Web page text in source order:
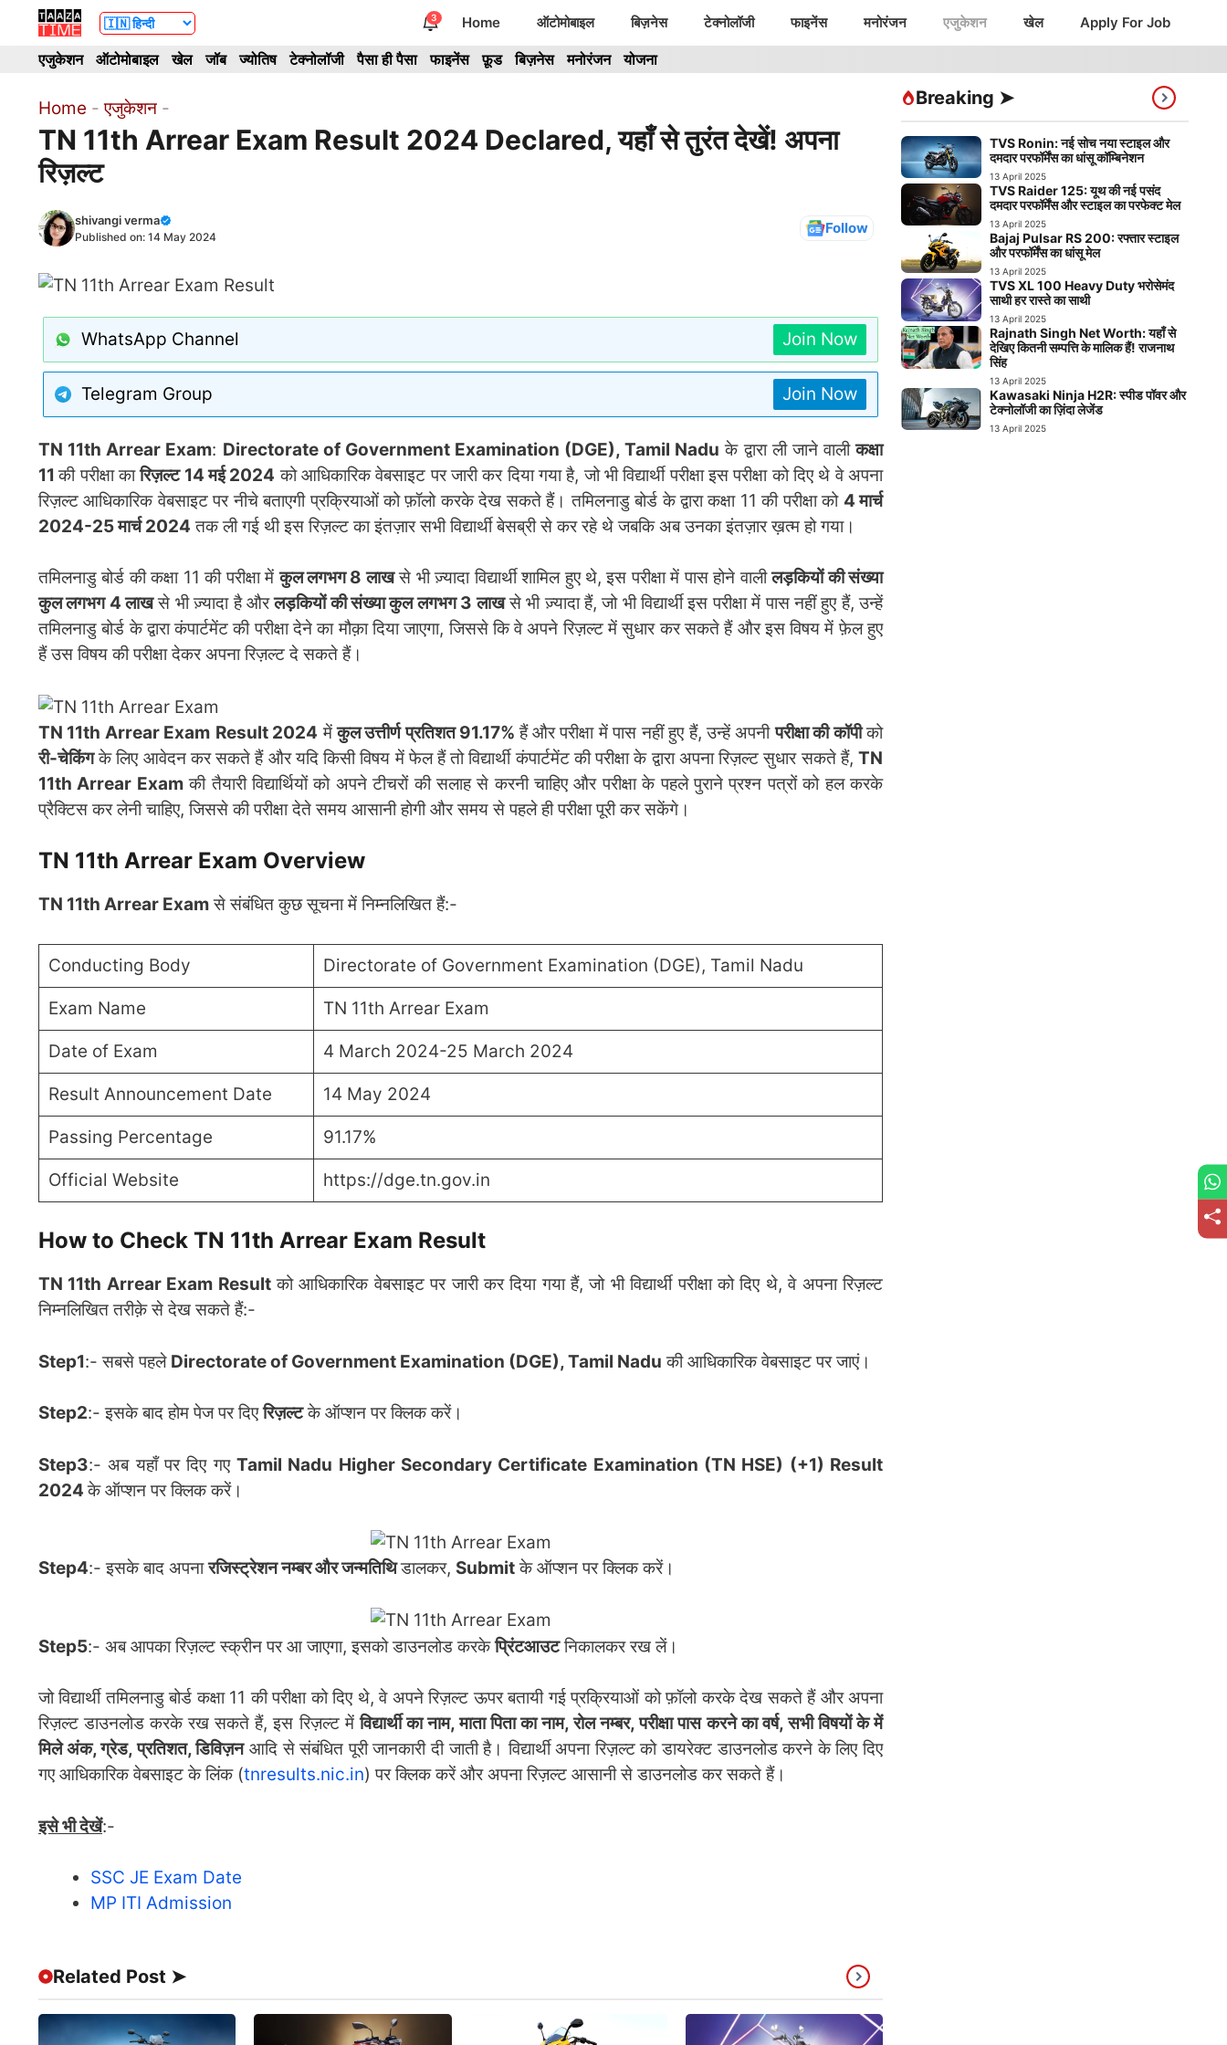
content
3 Home ऑटोमोबाइल बिज़नेस टेक्नोलॉजी फाइनेंस मनोरंजन एजुकेशन खेल Apply For Job
एजुकेशन ऑटोमोबाइल खेल जॉब ज्योतिष टेक्नोलॉजी पैसा ही पैसा फाइनेंस फ़ूड बिज़नेस मनोरंजन योजना
Home -एजुकेशन -
TN 11th Arrear Exam Result 2024 Declared, यहाँ से तुरंत देखें! अपना
रिज़ल्ट
shivangi verma
Published on: 14 May 2024 Follow
WhatsApp Channel Join Now
Telegram Group Join Now
TN 11th Arrear Exam: Directorate of Government Examination (DGE), Tamil Nadu के द्वारा ली जाने वालीकक्षा
11की परीक्षा कारिज़ल्ट 14 मई 2024 को आधिकारिक वेबसाइट पर जारी कर दिया गया है, जो भी विद्यार्थी परीक्षा इस परीक्षा को दिए थे वे अपना
रिज़ल्ट आधिकारिक वेबसाइट पर नीचे बताएगी प्रक्रियाओं को फ़ॉलो करके देख सकते हैं। तमिलनाडु बोर्ड के द्वारा कक्षा 11 की परीक्षा को 4 मार्च
2024-25 मार्च 2024 तक ली गई थी इस रिज़ल्ट का इंतज़ार सभी विद्यार्थी बेसब्री से कर रहे थे जबकि अब उनका इंतज़ार ख़त्म हो गया।
तमिलनाडु बोर्ड की कक्षा 11 की परीक्षा मेंकुल लगभग 8 लाखसे भी ज़्यादा विद्यार्थी शामिल हुए थे, इस परीक्षा में पास होने वालीलड़कियों की संख्या
कुल लगभग 4 लाखसे भी ज़्यादा है औरलड़कियों की संख्या कुल लगभग 3 लाखसे भी ज़्यादा हैं, जो भी विद्यार्थी इस परीक्षा में पास नहीं हुए हैं, उन्हें
तमिलनाडु बोर्ड के द्वारा कंपार्टमेंट की परीक्षा देने का मौक़ा दिया जाएगा, जिससे कि वे अपने रिज़ल्ट में सुधार कर सकते हैं और इस विषय में फ़ेल हुए
हैं उस विषय की परीक्षा देकर अपना रिज़ल्ट दे सकते हैं।
TN 11th Arrear Exam Result 2024 मेंकुल उत्तीर्ण प्रतिशत 91.17%हैं और परीक्षा में पास नहीं हुए हैं, उन्हें अपनीपरीक्षा की कॉपीको
री-चेकिंगके लिए आवेदन कर सकते हैं और यदि किसी विषय में फेल हैं तो विद्यार्थी कंपार्टमेंट की परीक्षा के द्वारा अपना रिज़ल्ट सुधार सकते हैं, TN
11th Arrear Examकी तैयारी विद्यार्थियों को अपने टीचरों की सलाह से करनी चाहिए और परीक्षा के पहले पुराने प्रश्न पत्रों को हल करके
प्रैक्टिस कर लेनी चाहिए, जिससे की परीक्षा देते समय आसानी होगी और समय से पहले ही परीक्षा पूरी कर सकेंगे।
TN 11th Arrear Exam Overview
TN 11th Arrear Examसे संबंधित कुछ सूचना में निम्नलिखित हैं:-
Conducting Body Directorate of Government Examination (DGE), Tamil Nadu
Exam Name TN 11th Arrear Exam
Date of Exam 4 March 2024-25 March 2024
Result Announcement Date 14 May 2024
Passing Percentage 91.17%
Official Website https://dge.tn.gov.in
How to Check TN 11th Arrear Exam Result
TN 11th Arrear Exam Resultको आधिकारिक वेबसाइट पर जारी कर दिया गया हैं, जो भी विद्यार्थी परीक्षा को दिए थे, वे अपना रिज़ल्ट
निम्नलिखित तरीक़े से देख सकते हैं:-
Step1:- सबसे पहले Directorate of Government Examination (DGE), Tamil Nadu की आधिकारिक वेबसाइट पर जाएं।
Step2:- इसके बाद होम पेज पर दिएरिज़ल्टके ऑप्शन पर क्लिक करें।
Step3:- अब यहाँ पर दिए गए Tamil Nadu Higher Secondary Certificate Examination (TN HSE) (+1) Result
2024के ऑप्शन पर क्लिक करें।
Step4:- इसके बाद अपनारजिस्ट्रेशन नम्बर और जन्मतिथिडालकर, Submitके ऑप्शन पर क्लिक करें।
Step5:- अब आपका रिज़ल्ट स्क्रीन पर आ जाएगा, इसको डाउनलोड करकेप्रिंटआउटनिकालकर रख लें।
जो विद्यार्थी तमिलनाडु बोर्ड कक्षा 11 की परीक्षा को दिए थे, वे अपने रिज़ल्ट ऊपर बतायी गई प्रक्रियाओं को फ़ॉलो करके देख सकते हैं और अपना
रिज़ल्ट डाउनलोड करके रख सकते हैं, इस रिज़ल्ट मेंविद्यार्थी का नाम, माता पिता का नाम, रोल नम्बर, परीक्षा पास करने का वर्ष, सभी विषयों के में
मिले अंक, ग्रेड, प्रतिशत, डिविज़नआदि से संबंधित पूरी जानकारी दी जाती है। विद्यार्थी अपना रिज़ल्ट को डायरेक्ट डाउनलोड करने के लिए दिए
गए आधिकारिक वेबसाइट के लिंक (tnresults.nic.in) पर क्लिक करें और अपना रिज़ल्ट आसानी से डाउनलोड कर सकते हैं।
इसे भी देखें:-
SSC JE Exam Date
MP ITI Admission
Related Post ➤
Breaking ➤
TVS Ronin: नई सोच नया स्टाइल और
दमदार परफॉर्मेंस का धांसू कॉम्बिनेशन
13 April 2025
TVS Raider 125: यूथ की नई पसंद
दमदार परफॉर्मेंस और स्टाइल का परफेक्ट मेल
13 April 2025
Bajaj Pulsar RS 200: रफ्तार स्टाइल
और परफॉर्मेंस का धांसू मेल
13 April 2025
TVS XL 100 Heavy Duty भरोसेमंद
साथी हर रास्ते का साथी
13 April 2025
Rajnath Singh Net Worth: यहाँ से
देखिए कितनी सम्पत्ति के मालिक हैं! राजनाथ
सिंह
13 April 2025
Kawasaki Ninja H2R: स्पीड पॉवर और
टेक्नोलॉजी का ज़िंदा लेजेंड
13 April 2025